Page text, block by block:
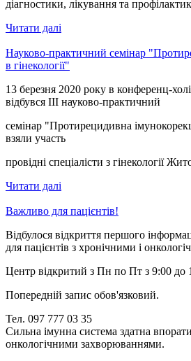
діагностики, лікування та
Читати далі
Науково-практичний семінар
в гінекології"
13 березня 2020 року в конференц-
відбувся ІІІ науково-практичний
семінар "Протирецидивна
взяли участь
провідні спеціалісти з гінекології
Читати далі
Важливо для пацієнтів!
Відбулося відкриття першого
для пацієнтів з хронічними і
Центр відкритий з Пн по Пт з 9:00 до
Попередній запис обов'язковий.
Тел. 097 777 03 35
Сильна імунна система здатна
онкологічними захворюваннями.